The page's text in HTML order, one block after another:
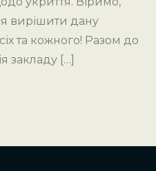
вирішити дану
та кожного! Разом до
закладу […]